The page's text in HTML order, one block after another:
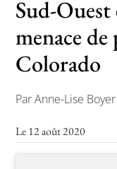
Lettre
Sud-Ouest
menace
Colorado
Par Anne-Lise Boyer
Le 12 août 2020